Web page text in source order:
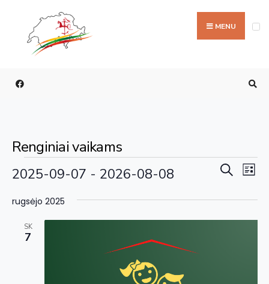
MENU
Renginiai vaikams
Paieška
2025-09-07 - 2026-08-08
datą
rugsėjo 2025
SK
7